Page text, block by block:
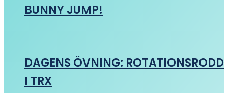
BUNNY JUMP!
DAGENS ÖVNING: ROTATIONSRODD
I TRX